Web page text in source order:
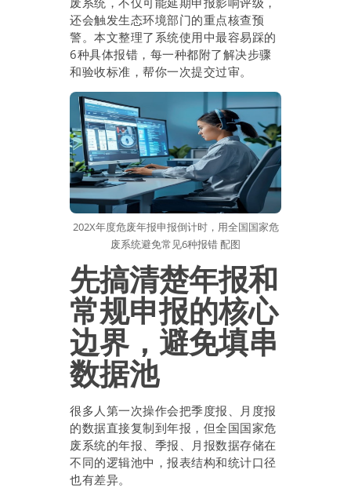
还会触发生态环境部门的重点核查预
警。本文整理了系统使用中最容易踩的
6种具体报错，每一种都附了解决步骤
和验收标准，帮你一次提交过审。
202X年度危废年报申报倒计时，用全国国家危
废系统避免常见6种报错 配图
先搞清楚年报和
常规申报的核心
边界，避免填串
数据池
很多人第一次操作会把季度报、月度报
的数据直接复制到年报，但全国国家危
废系统的年报、季报、月报数据存储在
不同的逻辑池中，报表结构和统计口径
也有差异。